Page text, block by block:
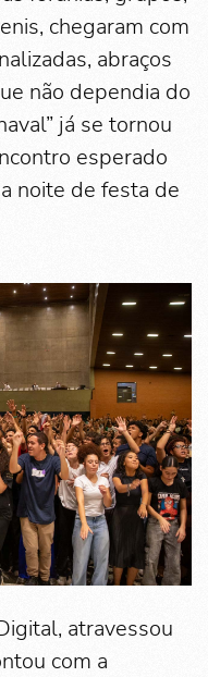
chegaram com
abraços
não dependia do
já se tornou
esperado
noite de festa de
atravessou
com a